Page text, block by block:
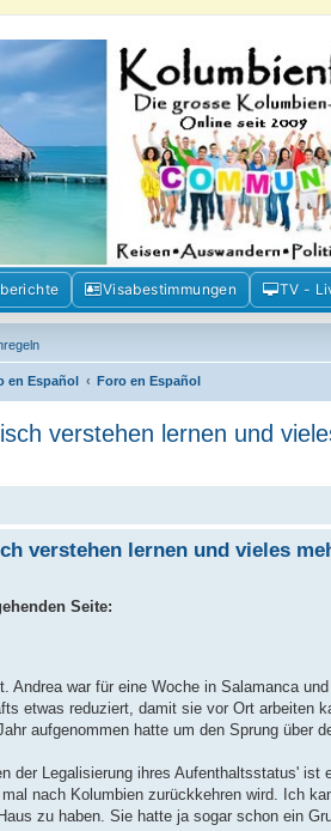
grosse Forum der
und Visum in Kolumbien und Venezuela.
Visabestimmungen TV -
en Español Foro en Español
verstehen lernen und
verstehen lernen und vieles
Seite:
Andrea war für eine Woche in Salamanca
etwas reduziert, damit sie vor Ort arbeiten
aufgenommen hatte um den Sprung
der Legalisierung ihres Aufenthaltsstatus'
nach Kolumbien zurückkehren wird. Ich
zu haben. Sie hatte ja sogar schon ein